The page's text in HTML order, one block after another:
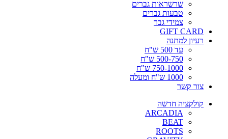
שרשראות גברים
טבעות גברים
צמידי גבר
GIFT CARD
רעיון למתנה
עד 500 ש"ח
500-750 ש"ח
750-1000 ש"ח
1000 ש"ח ומעלה
צור קשר
קולקציה חדשה
ARCADIA
BEAT
ROOTS